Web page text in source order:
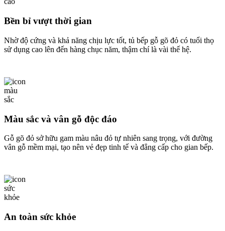
Bền bỉ vượt thời gian
Nhờ độ cứng và khả năng chịu lực tốt, tủ bếp gỗ gõ đỏ có tuổi thọ
sử dụng cao lên đến hàng chục năm, thậm chí là vài thế hệ.
Màu sắc và vân gỗ độc đáo
Gỗ gõ đỏ sở hữu gam màu nâu đỏ tự nhiên sang trọng, với đường
vân gỗ mềm mại, tạo nên vẻ đẹp tinh tế và đẳng cấp cho gian bếp.
An toàn sức khỏe